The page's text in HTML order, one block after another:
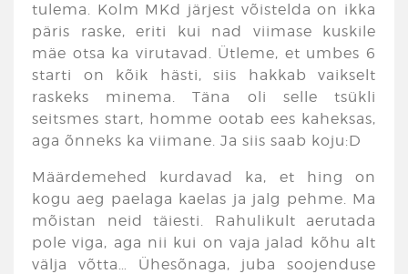
tulema. Kolm MKd järjest võistelda on ikka
päris raske, eriti kui nad viimase kuskile
mäe otsa ka virutavad. Ütleme, et umbes 6
starti on kõik hästi, siis hakkab vaikselt
raskeks minema. Täna oli selle tsükli
seitsmes start, homme ootab ees kaheksas,
aga õnneks ka viimane. Ja siis saab koju:D
Määrdemehed kurdavad ka, et hing on
kogu aeg paelaga kaelas ja jalg pehme. Ma
mõistan neid täiesti. Rahulikult aerutada
pole viga, aga nii kui on vaja jalad kõhu alt
välja võtta… Ühesõnaga, juba soojenduse